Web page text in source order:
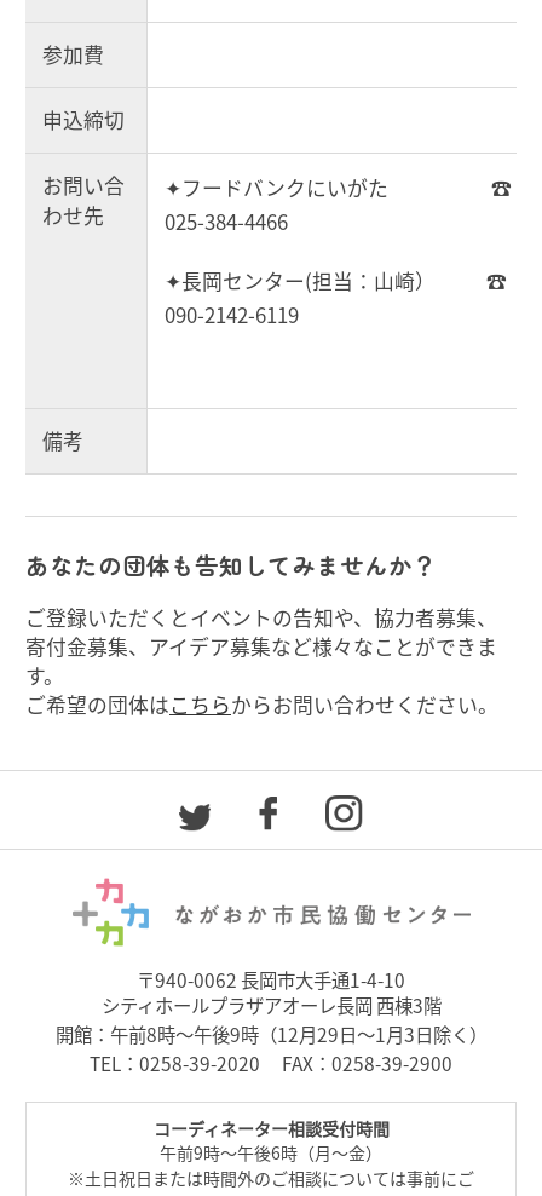
参加費
申込締切
お問い合
わせ先
✦フードバンクにいがた ☎
025-384-4466
✦長岡センター(担当：山崎） ☎
090-2142-6119
備考
あなたの団体も告知してみませんか？
ご登録いただくとイベントの告知や、協力者募集、
寄付金募集、アイデア募集など様々なことができま
す。
ご希望の団体はこちらからお問い合わせください。
〒940-0062 長岡市大手通1-4-10
シティホールプラザアオーレ長岡 西棟3階
開館：午前8時～午後9時（12月29日～1月3日除く）
TEL： 0258-39-2020 FAX：0258-39-2900
コーディネーター相談受付時間
午前9時～午後6時（月～金）
※土日祝日または時間外のご相談については事前にご